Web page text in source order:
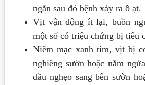
ngắn sau đó bệnh xảy ra ồ ạt.
Vịt vận động ít lại, buồn
một số có triệu chứng bị tiêu
Niêm mạc xanh tím, vịt bị
nghiêng sườn hoặc nằm
đầu nghẹo sang bên sườn